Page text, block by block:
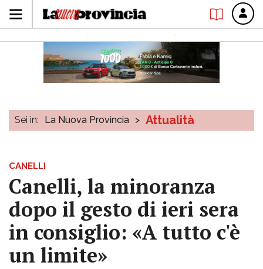
Sei in: La Nuova Provincia > Attualità
CANELLI
Canelli, la minoranza
dopo il gesto di ieri sera
in consiglio: «A tutto c'è
un limite»